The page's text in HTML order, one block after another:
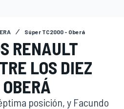
Súper TC2000 - Oberá
RENAULT
LOS DIEZ
posición, y Facundo